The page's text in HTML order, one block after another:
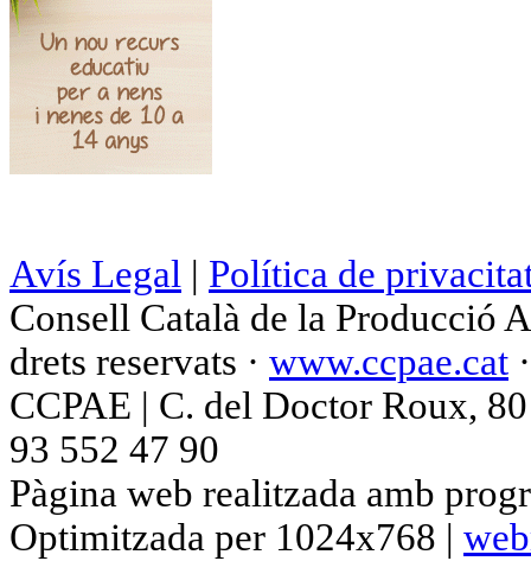
Avís Legal | Política de
Consell Català de la Producció
drets reservats · www.ccpae.cat
CCPAE | C. del Doctor Roux,
93 552 47 90
Pàgina web realitzada amb
Optimitzada per 1024x768 |